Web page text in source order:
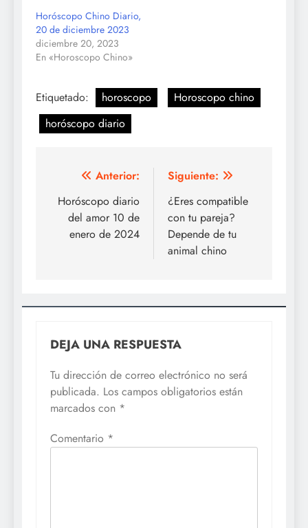
Horóscopo Chino Diario,
20 de diciembre 2023
diciembre 20, 2023
En «Horoscopo Chino»
Etiquetado: horoscopo
Horoscopo chino
horóscopo diario
Navegación
de
entradas
Anterior:
Horóscopo diario
del amor 10 de
enero de 2024
Siguiente:
¿Eres compatible
con tu pareja?
Depende de tu
animal chino
DEJA UNA RESPUESTA
Tu dirección de correo electrónico no será
publicada. Los campos obligatorios están
marcados con *
Comentario *